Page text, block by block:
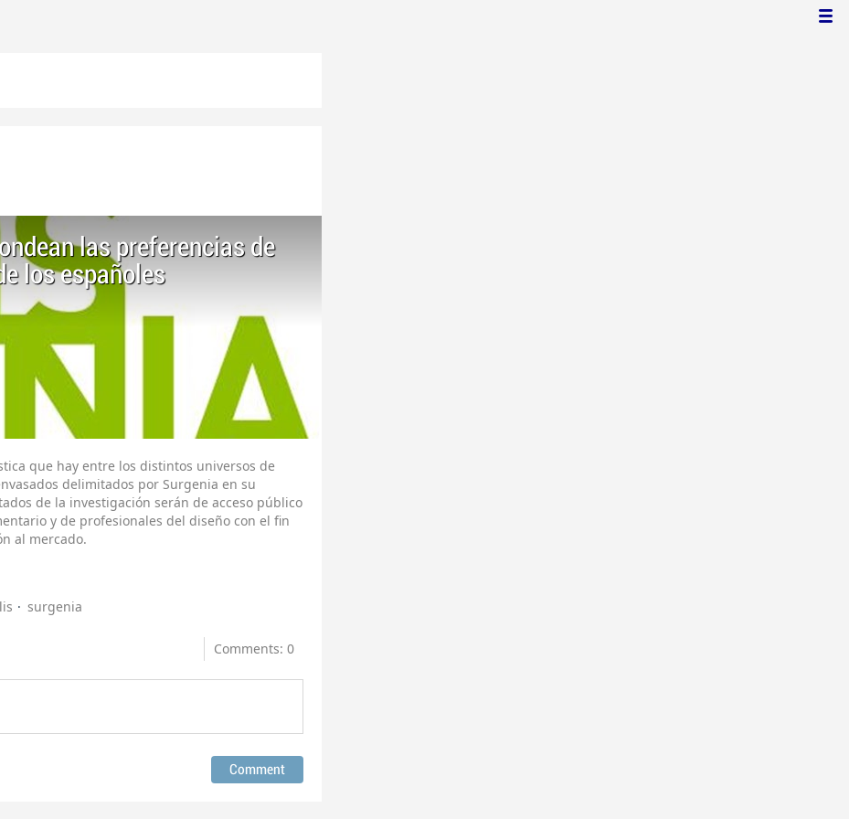
las preferencias de
los españoles
que hay entre los distintos universos de
delimitados por Surgenia en su
de la investigación serán de acceso público
y de profesionales del diseño con el fin
al mercado.
surgenia
Comments: 0